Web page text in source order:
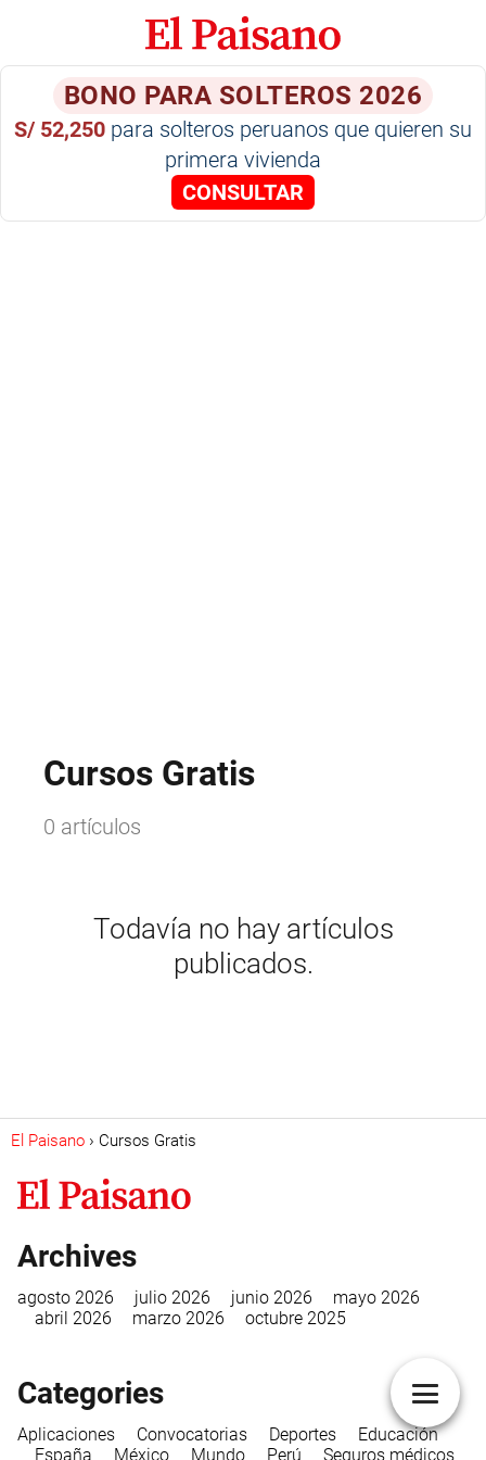
BONO PARA SOLTEROS 2026
S/ 52,250 para solteros peruanos que quieren su
primera vivienda
CONSULTAR
Cursos Gratis
0 artículos
Todavía no hay artículos
publicados.
El Paisano Cursos Gratis
Archives
agosto 2026 julio 2026 junio 2026
mayo 2026
abril 2026
marzo 2026 octubre 2025
Categories
Aplicaciones Convocatorias Deportes
Educación
España
México Mundo Perú Seguros médicos